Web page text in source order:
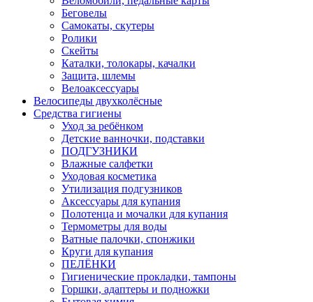
Беговелы
Самокаты, скутеры
Ролики
Скейты
Каталки, толокары, качалки
Защита, шлемы
Велоаксессуары
Велосипеды двухколёсные
Средства гигиены
Уход за ребёнком
Детские ванночки, подставки
ПОДГУЗНИКИ
Влажные салфетки
Уходовая косметика
Утилизация подгузников
Аксессуары для купания
Полотенца и мочалки для купания
Термометры для воды
Ватные палочки, спонжики
Круги для купания
ПЕЛЁНКИ
Гигиенические прокладки, тампоны
Горшки, адаптеры и подножки